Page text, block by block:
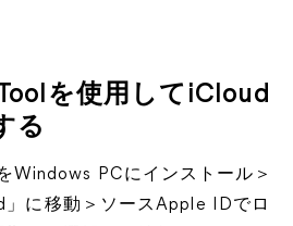
を使用してiCloud
る
Windows PCにインストール＞
に移動＞ソースApple IDでロ